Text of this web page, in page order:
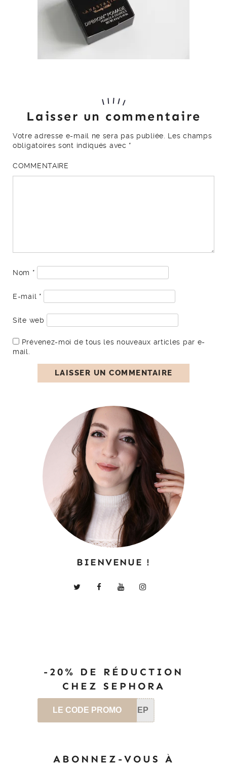
Laisser un commentaire
Votre adresse e-mail ne sera pas publiée.
Les champs
obligatoires sont indiqués avec *
COMMENTAIRE
Nom *
E-mail *
Site web
Prévenez-moi de tous les nouveaux articles par e-
mail.
BIENVENUE !
-20% DE RÉDUCTION
CHEZ SEPHORA
LE CODE PROMO SEP
ABONNEZ-VOUS À